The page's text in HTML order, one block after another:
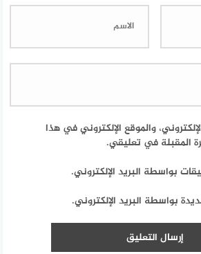
والموقع الإلكتروني في هذا
المقبلة في تعليقي.
بواسطة البريد الإلكتروني.
بواسطة البريد الإلكتروني.